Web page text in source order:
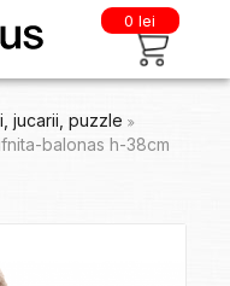
0 lei
jucarii, puzzle
balonas h-38cm